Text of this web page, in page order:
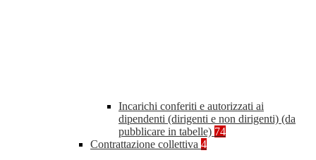
Incarichi conferiti e autorizzati ai
dipendenti (dirigenti e non dirigenti) (da
pubblicare in tabelle) 74
Contrattazione collettiva 4